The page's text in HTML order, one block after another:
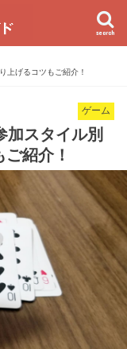
search
上げるコツもご紹介！
ゲーム
加スタイル別
紹介！